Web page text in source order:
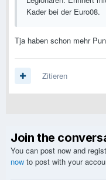
Kader bei der Euro08.
Tja haben schon mehr
Zitieren
Join the
You can post now and
now to post with your